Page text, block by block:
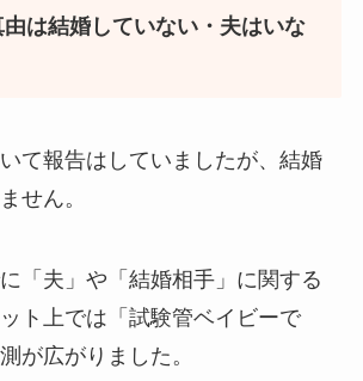
由は結婚していない・夫はいな
て報告はしていましたが、結婚
せん。
「夫」や「結婚相手」に関する
ト上では「試験管ベイビーで
が広がりました。